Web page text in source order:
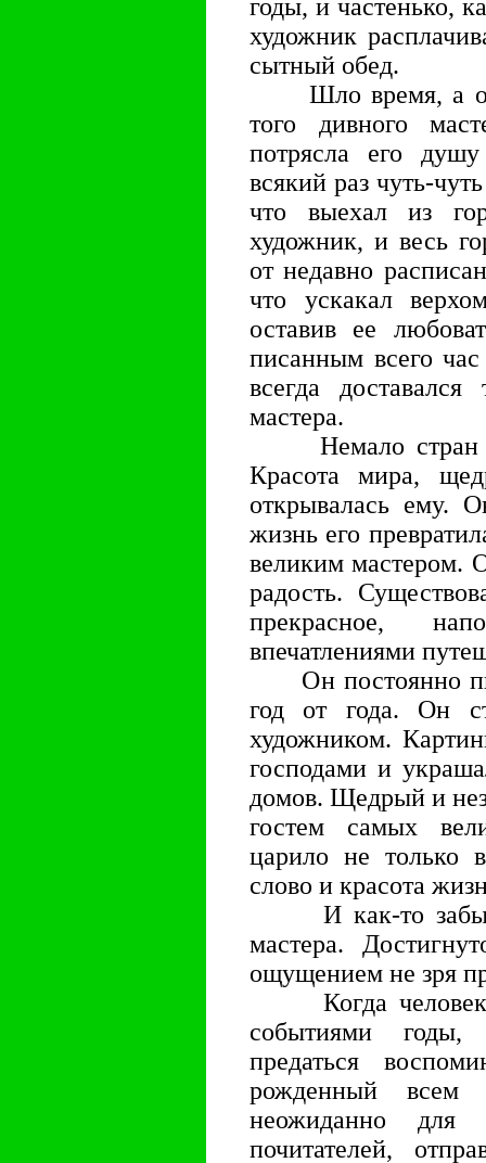
годы, и частенько,
художник
сытный обед.
Шло время, а он
того дивного
потрясла его
всякий раз чуть-
что выехал из
художник, и весь
от недавно
что ускакал
оставив ее
писанным всего
всегда
мастера.
Немало стран
Красота мира,
открывалась ему.
жизнь его
великим мастером.
радость.
прекрасное,
впечатлениями
Он постоянно
год от года. Он
художником.
господами и
домов. Щедрый и
гостем самых
царило не только
слово и красота
И как-то
мастера.
ощущением не зря
Когда человек
событиями годы,
предаться
рожденный всем
неожиданно
почитателей,